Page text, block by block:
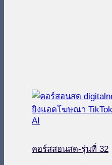
คอร์สสอนสด-รุ่นที่ 32